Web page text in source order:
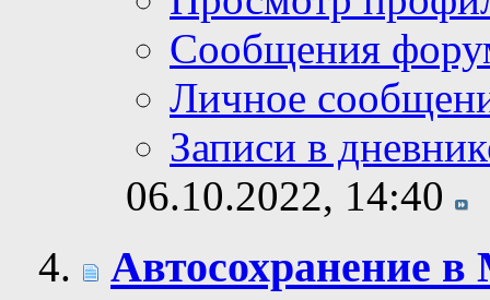
Сообщения
Личное
Записи в
06.10.2022, 14:40
Автосохранение